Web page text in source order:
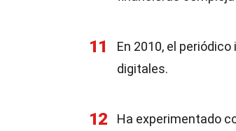
11
En 2010, el
digitales.
12 Ha experimentado